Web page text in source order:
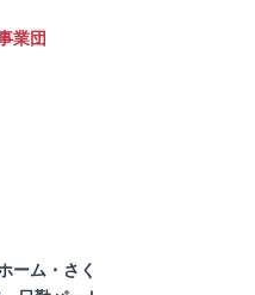
業団
ーム・さく